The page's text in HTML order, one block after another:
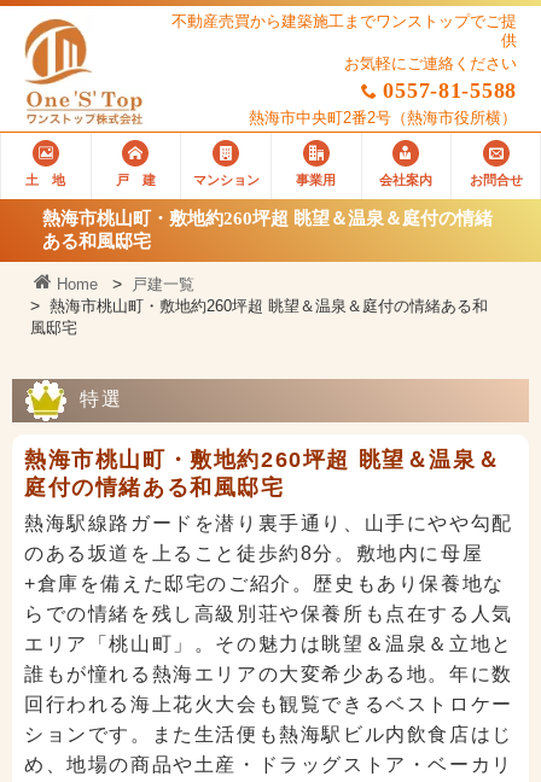
不動産売買から建築施工までワンストップでご提
供
お気軽にご連絡ください
0557-81-5588
熱海市中央町2番2号 （熱海市役所横）
土 地 戸 建 マンション 事業用 会社案内 お問合せ
熱海市桃山町・敷地約260坪超 眺望＆温泉＆庭付の情緒
ある和風邸宅
Home
戸建一覧
熱海市桃山町・敷地約260坪超 眺望＆温泉＆庭付の情緒ある和
風邸宅
特選
熱海市桃山町・敷地約260坪超 眺望＆温泉＆
庭付の情緒ある和風邸宅
熱海駅線路ガードを潜り裏手通り、山手にやや勾配
のある坂道を上ること徒歩約8分。敷地内に母屋
+倉庫を備えた邸宅のご紹介。歴史もあり保養地な
らでの情緒を残し高級別荘や保養所も点在する人気
エリア「桃山町」。その魅力は眺望＆温泉＆立地と
誰もが憧れる熱海エリアの大変希少ある地。年に数
回行われる海上花火大会も観覧できるベストロケー
ションです。また生活便も熱海駅ビル内飲食店はじ
め、地場の商品や土産・ドラッグストア・ベーカリ